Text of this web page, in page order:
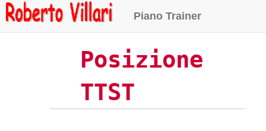
Piano Trainer
Posizione
TTST